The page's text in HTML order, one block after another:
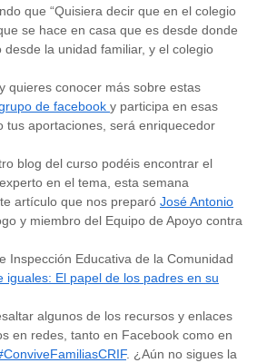
que “Quisiera decir que en el colegio
se hace en casa que es desde donde
la unidad familiar, y el colegio
quieres conocer más sobre estas
de facebook y participa en esas
tus aportaciones, será enriquecedor
blog del curso podéis encontrar el
en el tema, esta semana
artículo que nos preparó José Antonio
y miembro del Equipo de Apoyo contra
Inspección Educativa de la Comunidad
iguales: El papel de los padres en su
algunos de los recursos y enlaces
en redes, tanto en Facebook como en
. ¿Aún no sigues la